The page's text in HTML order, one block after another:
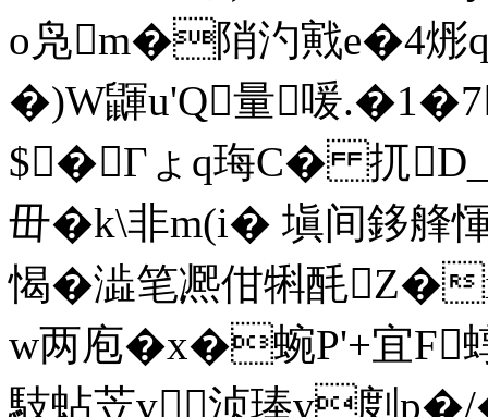
o凫m�陗汋戭e�4烿q
�)W鼲u'Q量喛
$�Гょq珻C� 扤
毌�k\非m(i� 塡间鉹艂
愒� 澁笔凞佄犐酕Z�
w两庖�x�蜿P'+宜F
馶蛅苙v 浈琫v剫